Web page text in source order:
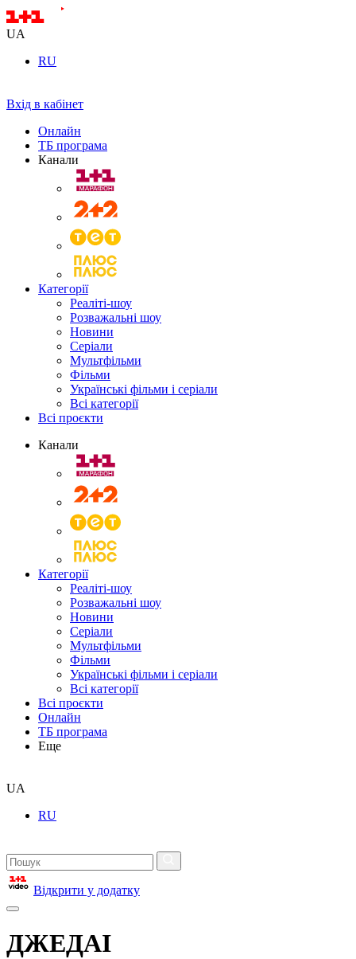
UA
RU
Вхід в кабінет
Онлайн
ТБ програма
Канали
Категорії
Реаліті-шоу
Розважальні шоу
Новини
Серіали
Мультфільми
Фільми
Українські фільми і серіали
Всі категорії
Всі проєкти
Канали
Категорії
Реаліті-шоу
Розважальні шоу
Новини
Серіали
Мультфільми
Фільми
Українські фільми і серіали
Всі категорії
Всі проєкти
Онлайн
ТБ програма
Еще
UA
RU
Відкрити у додатку
ДЖЕДАІ